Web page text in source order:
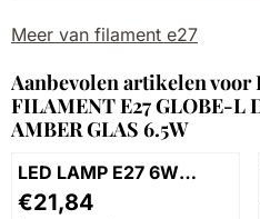
Meer van filament e27
Aanbevolen artikelen voor
FILAMENT E27 GLOBE-L
AMBER GLAS 6.5W
LED LAMP E27 6W
RGB+CCT
Prijs: 21,84, exclusief btw:
€21,84